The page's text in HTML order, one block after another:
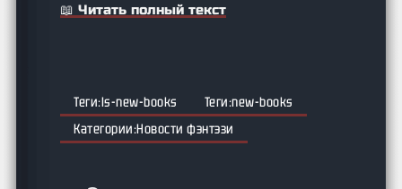
📖 Читать полный текст
ls-new-books
new-books
Новости фэнтэзи